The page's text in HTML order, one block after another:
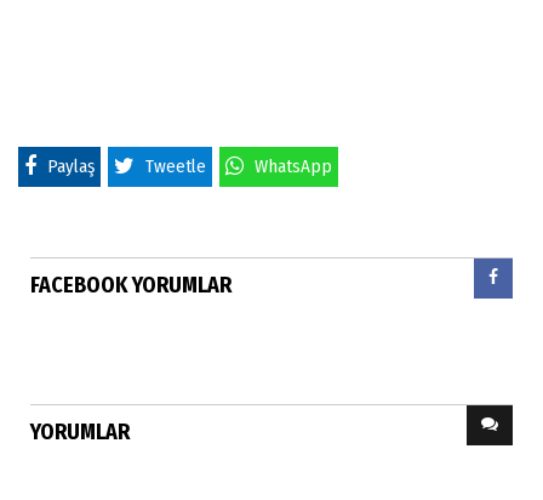
Paylaş Tweetle WhatsApp
FACEBOOK YORUMLAR
YORUMLAR